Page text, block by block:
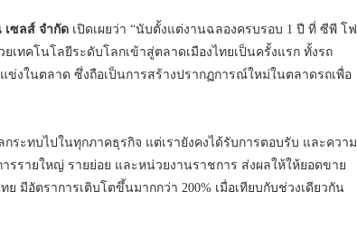
เซลส์ จำกัด เปิดเผยว่า “นับตั้งแต่งานฉลองครบรอบ 1 ปี ที่ ซีพี โฟ
คโนโลยีระดับโลกเข้าสู่ตลาดเมืองไทยเป็นครั้งแรก ทั้งรถ
งในตลาด ซึ่งถือเป็นการสร้างปรากฏการณ์ใหม่ในตลาดรถเพื่อ
ระทบไปในทุกภาคธุรกิจ แต่เรายังคงได้รับการตอบรับ และความ
รรายใหญ่ รายย่อย และหน่วยงานราชการ ส่งผลให้ให้ยอดขาย
มีอัตราการเติบโตขึ้นมากกว่า 200% เมื่อเทียบกับช่วงเดียวกัน